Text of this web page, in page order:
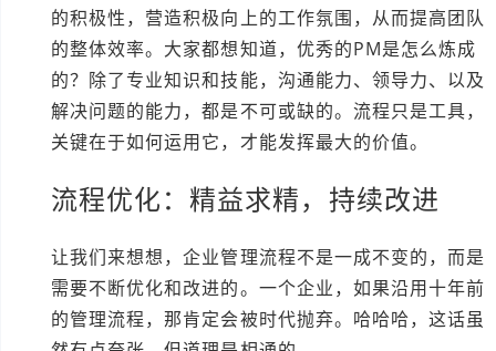
的积极性，营造积极向上的工作氛围，从而提高团队
的整体效率。大家都想知道，优秀的PM是怎么炼成
的？除了专业知识和技能，沟通能力、领导力、以及
解决问题的能力，都是不可或缺的。流程只是工具，
关键在于如何运用它，才能发挥最大的价值。
流程优化：精益求精，持续改进
让我们来想想，企业管理流程不是一成不变的，而是
需要不断优化和改进的。一个企业，如果沿用十年前
的管理流程，那肯定会被时代抛弃。哈哈哈，这话虽